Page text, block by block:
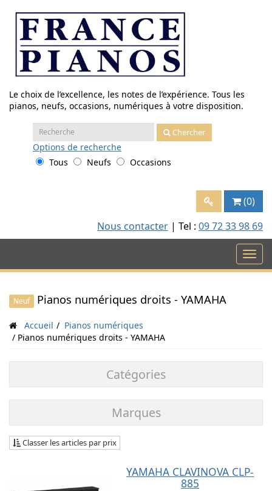
contenu
Le choix de l’excellence, les notes de l’expérience. Tous les
pianos, neufs, occasions, numériques à votre disposition.
Recherche
:
Chercher
Options de recherche
Tous
Neufs Occasions
(0)
Nous contacter | Tel : 09 72 33 98 69
Neuf Pianos numériques droits - YAMAHA
Accueil
Pianos numériques
Pianos numériques droits - YAMAHA
Catégories
Marques
Classer les articles par prix
YAMAHA CLAVINOVA CLP-
885